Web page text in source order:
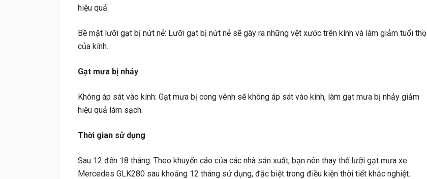
hiệu quả.
Bề mặt lưỡi gạt bị nứt nẻ: Lưỡi gạt bị nứt nẻ sẽ gây ra những vệt xước trên kính và làm giảm tuổi thọ
của kính.
Gạt mưa bị nhảy
Không áp sát vào kính: Gạt mưa bị cong vênh sẽ không áp sát vào kính, làm gạt mưa bị nhảy giảm
hiệu quả làm sạch.
Thời gian sử dụng
Sau 12 đến 18 tháng: Theo khuyến cáo của các nhà sản xuất, bạn nên thay thế lưỡi gạt mưa xe
Mercedes GLK280 sau khoảng 12 tháng sử dụng, đặc biệt trong điều kiện thời tiết khắc nghiệt.